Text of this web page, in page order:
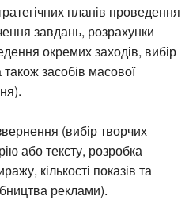
планів проведення
завдань, розрахунки
окремих заходів, вибір
засобів масової
(вибір творчих
або тексту, розробка
кількості показів та
реклами).